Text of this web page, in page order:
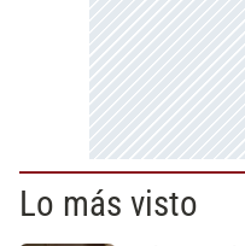
Lo más visto